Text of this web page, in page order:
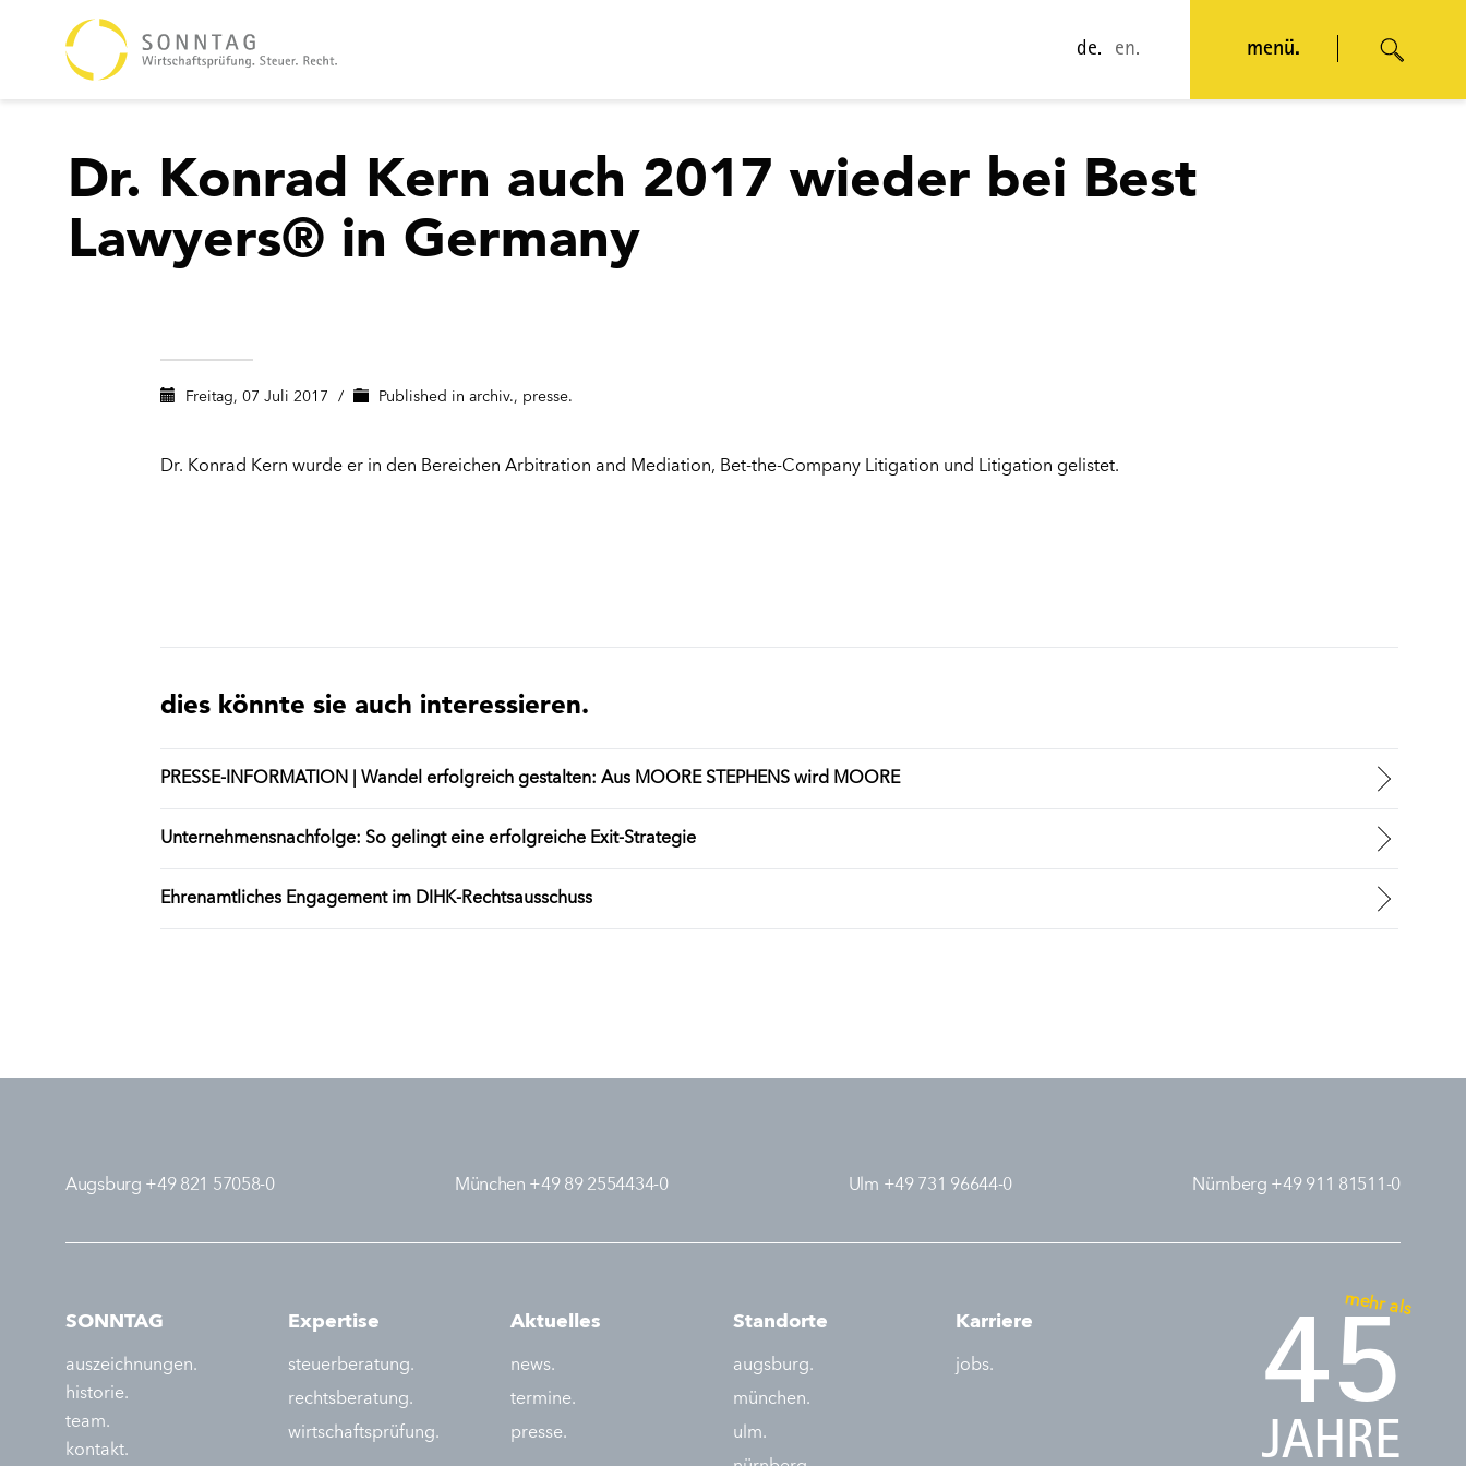
de. en. menü.
Dr. Konrad Kern auch 2017 wieder bei Best
Lawyers® in Germany
Freitag, 07 Juli 2017 / Published in archiv., presse.
Dr. Konrad Kern wurde er in den Bereichen Arbitration and Mediation, Bet-the-Company Litigation und Litigation gelistet.
dies könnte sie auch interessieren.
PRESSE-INFORMATION | Wandel erfolgreich gestalten: Aus MOORE STEPHENS wird MOORE
Unternehmensnachfolge: So gelingt eine erfolgreiche Exit-Strategie
Ehrenamtliches Engagement im DIHK-Rechtsausschuss
Augsburg +49 821 57058-0 München +49 89 2554434-0 Ulm +49 731 96644-0 Nürnberg +49 911 81511-0
SONNTAG
auszeichnungen.
historie.
team.
kontakt.
Expertise
steuerberatung.
rechtsberatung.
wirtschaftsprüfung.
Aktuelles
news.
termine.
presse.
Standorte
augsburg.
münchen.
ulm.
Karriere
jobs.
mehr als
45
JAHRE